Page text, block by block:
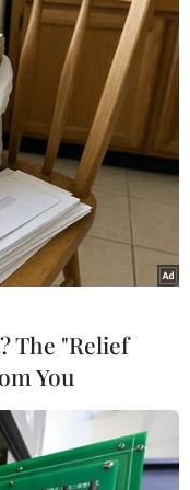
#Công an
bạc
TP. Hải Phòng
The "Relief
You